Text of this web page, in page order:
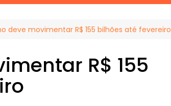
deve movimentar R$ 155 bilhões até fevereiro
R$ 155